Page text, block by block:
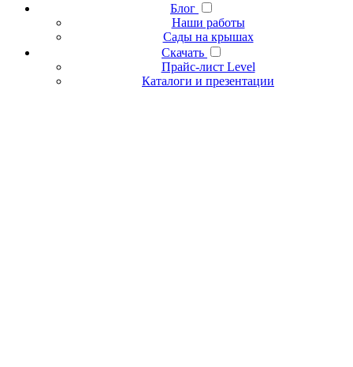
Блог
Наши работы
Сады на крышах
Скачать
Прайс-лист Level
Каталоги и презентации